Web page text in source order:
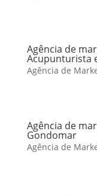
Agência de
Acupunturista
Agência de
Agência de
Gondomar
Agência de